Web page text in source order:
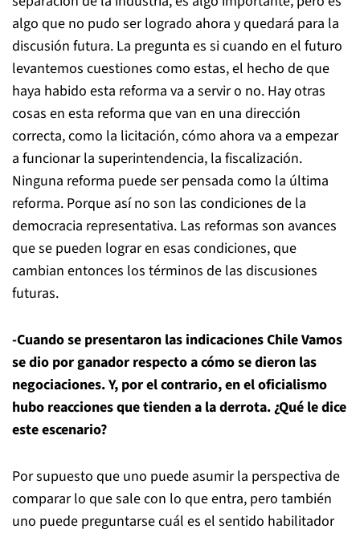
algo que no pudo ser logrado ahora y quedará para la
discusión futura. La pregunta es si cuando en el futuro
levantemos cuestiones como estas, el hecho de que
haya habido esta reforma va a servir o no. Hay otras
cosas en esta reforma que van en una dirección
correcta, como la licitación, cómo ahora va a empezar
a funcionar la superintendencia, la fiscalización.
Ninguna reforma puede ser pensada como la última
reforma. Porque así no son las condiciones de la
democracia representativa. Las reformas son avances
que se pueden lograr en esas condiciones, que
cambian entonces los términos de las discusiones
futuras.
-Cuando se presentaron las indicaciones Chile Vamos
se dio por ganador respecto a cómo se dieron las
negociaciones. Y, por el contrario, en el oficialismo
hubo reacciones que tienden a la derrota. ¿Qué le dice
este escenario?
Por supuesto que uno puede asumir la perspectiva de
comparar lo que sale con lo que entra, pero también
uno puede preguntarse cuál es el sentido habilitador